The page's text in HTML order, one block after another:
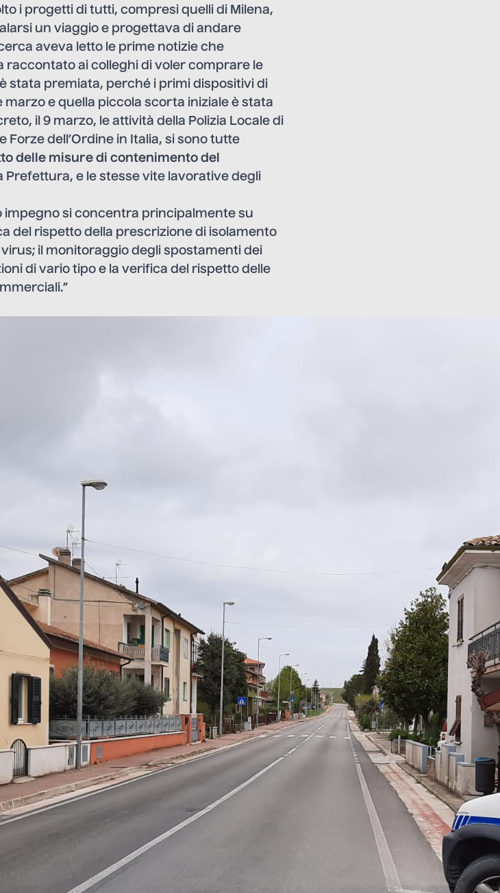
i progetti di tutti, compresi quelli di Milena,
un viaggio e progettava di andare
aveva letto le prime notizie che
raccontato ai colleghi di voler comprare le
stata premiata, perché i primi dispositivi di
e quella piccola scorta iniziale è stata
il 9 marzo, le attività della Polizia Locale di
dell’Ordine in Italia, si sono tutte
delle misure di contenimento del
Prefettura, e le stesse vite lavorative degli
impegno si concentra principalmente su
del rispetto della prescrizione di isolamento
il monitoraggio degli spostamenti dei
di vario tipo e la verifica del rispetto delle